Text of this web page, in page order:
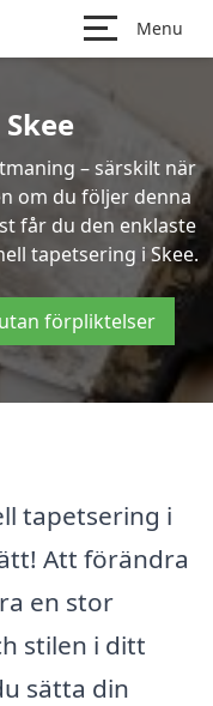
Menu
– särskilt när
om du följer denna
får du den enklaste
tapetsering i Skee.
förpliktelser
tapetsering i
Att förändra
en stor
stilen i ditt
sätta din